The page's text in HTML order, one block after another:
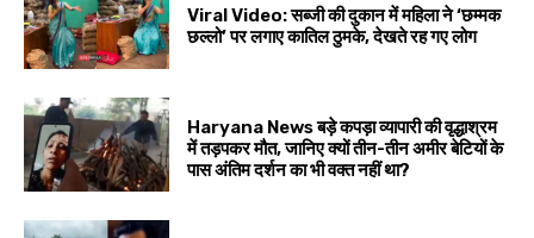
Viral Video: सब्जी की दुकान में महिला ने ‘छम्मक
छल्लो’ पर लगाए कातिल ठुमके, देखते रह गए लोग
Haryana News बड़े कपड़ा व्यापारी की वृद्धाश्रम
में तड़पकर मौत, जानिए क्यों तीन-तीन अमीर बेटियों के
पास अंतिम दर्शन का भी वक्त नहीं था?